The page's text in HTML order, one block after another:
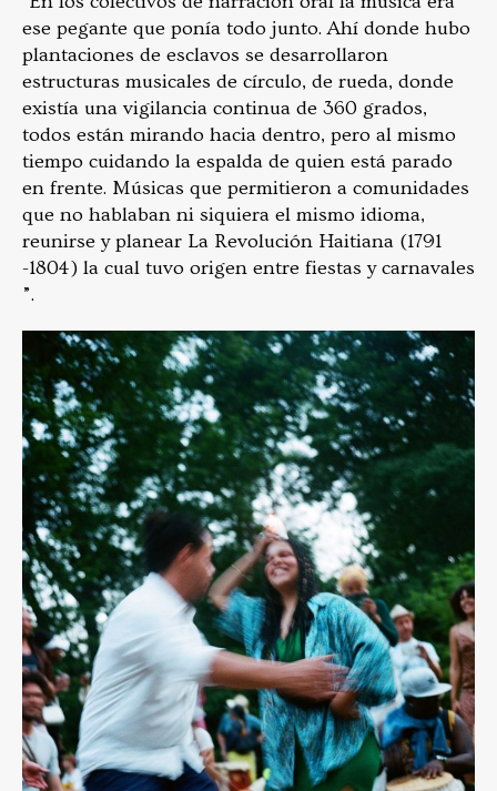
ese pegante que ponía todo junto. Ahí donde hubo
plantaciones de esclavos se desarrollaron
estructuras musicales de círculo, de rueda, donde
existía una vigilancia continua de 360 grados,
todos están mirando hacia dentro, pero al mismo
tiempo cuidando la espalda de quien está parado
en frente. Músicas que permitieron a comunidades
que no hablaban ni siquiera el mismo idioma,
reunirse y planear La Revolución Haitiana (1791
-1804) la cual tuvo origen entre fiestas y carnavales
”.